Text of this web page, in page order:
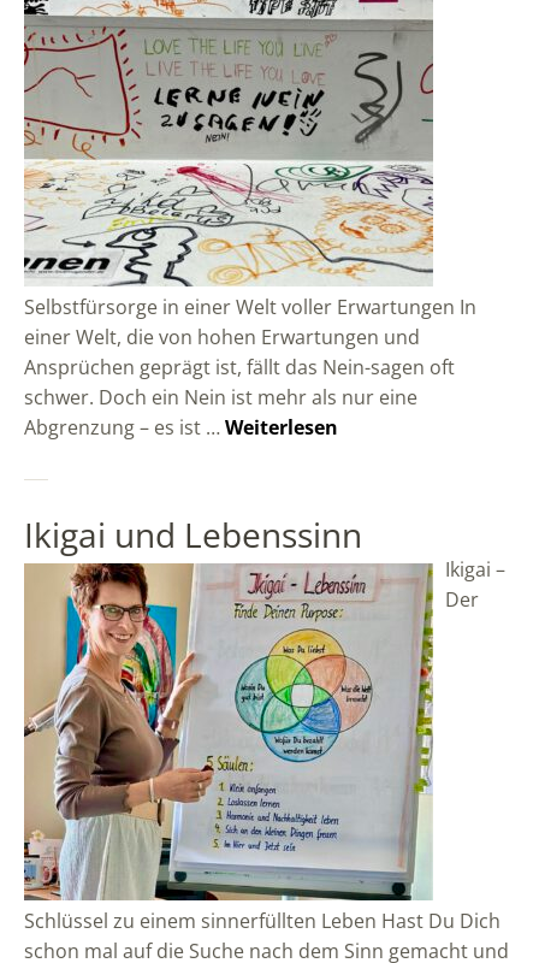
Selbstfürsorge in einer Welt voller Erwartungen In
einer Welt, die von hohen Erwartungen und
Ansprüchen geprägt ist, fällt das Nein-sagen oft
schwer. Doch ein Nein ist mehr als nur eine
Abgrenzung – es ist …Weiterlesen
Ikigai und Lebenssinn
Ikigai –
Der
Schlüssel zu einem sinnerfüllten Leben Hast Du Dich
schon mal auf die Suche nach dem Sinn gemacht und